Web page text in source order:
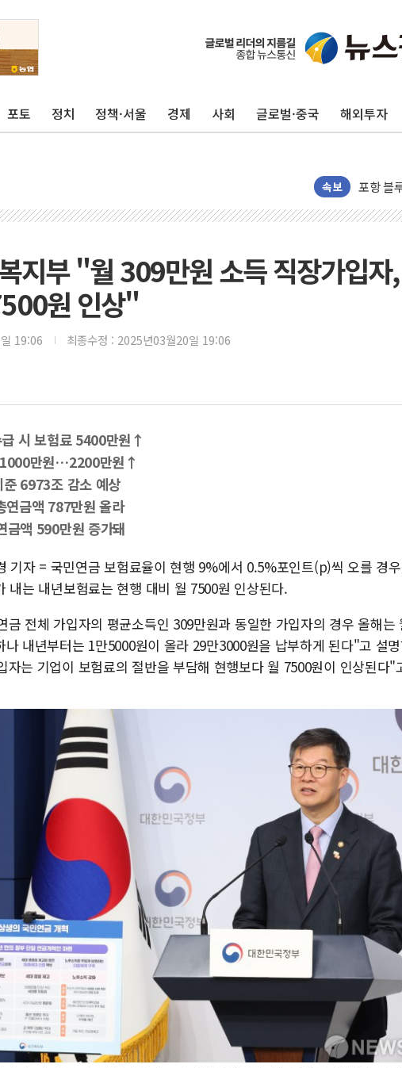
포토 정치 정책·서울 경제 사회 글로벌·중국 해외투자
속보
125mm
평택 진
상주 낙
[종합]
인천서
김민석,
[속보]
정재헌
홈플
윤준
'호우·
지부 "월 309만원 소득 직장가입자
원 인상"
19:06 최종수정 : 2025년03월20일 19:06
시 보험료 5400만원↑
1000만원…2200만원↑
준 6973조 감소 예상
연금액 787만원 올라
금액 590만원 증가돼
기자 = 국민연금 보험료율이 현행 9%에서 0.5%포인트(p)씩 오를 경
내는 내년보험료는 현행 대비 월 7500원 인상된다.
금 전체 가입자의 평균소득인 309만원과 동일한 가입자의 경우 올해는
나 내년부터는 1만5000원이 올라 29만3000원을 납부하게 된다"고 설
자는 기업이 보험료의 절반을 부담해 현행보다 월 7500원이 인상된다"